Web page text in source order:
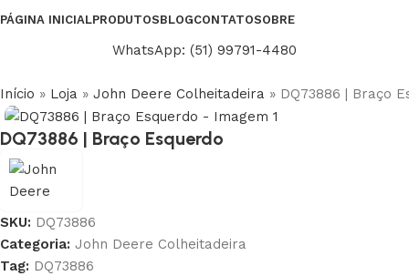
PÁGINA INICIALPRODUTOSBLOGCONTATOSOBRE
WhatsApp: (51) 99791-4480
Início » Loja » John Deere Colheitadeira » DQ73886 | Braço
DQ73886 | Braço Esquerdo
SKU: DQ73886
Categoria: John Deere Colheitadeira
Tag: DQ73886